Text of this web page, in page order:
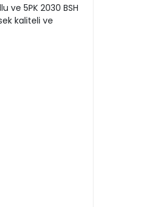
ve 5PK 2030 BSH
kaliteli ve